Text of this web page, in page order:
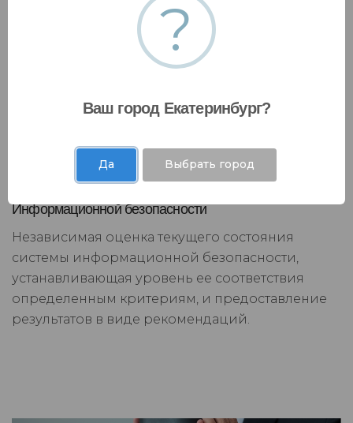
Информационной безопасности
Независимая оценка текущего состояния
системы информационной безопасности,
устанавливающая уровень ее соответствия
определенным критериям, и предоставление
результатов в виде рекомендаций.
?
Ваш город Екатеринбург?
Да Выбрать город